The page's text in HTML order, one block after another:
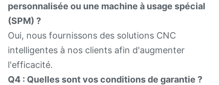
personnalisée ou une machine à usage spécial
(SPM) ?
Oui, nous fournissons des solutions CNC
intelligentes à nos clients afin d'augmenter
l'efficacité.
Q4 : Quelles sont vos conditions de garantie ?